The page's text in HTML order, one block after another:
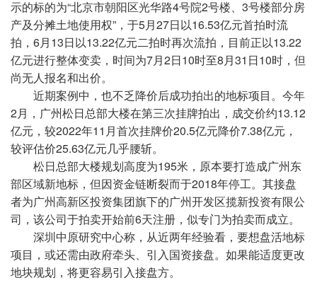
示的标的为“北京市朝阳区光华路4号院2号楼、3号楼部分房
产及分摊土地使用权”，于5月27日以16.53亿元首拍时流
拍，6月13日以13.22亿元二拍时再次流拍，目前正以13.22
亿元进行整体变卖，时间为7月2日10时至8月31日10时，但
尚无人报名和出价。
近期案例中，也不乏降价后成功拍出的地标项目。今年
2月，广州松日总部大楼在第三次挂牌拍出，成交价约13.12
亿元，较2022年11月首次挂牌价20.5亿元降价7.38亿元，
较评估价25.63亿元几乎腰斩。
松日总部大楼规划高度为195米，原本要打造成广州东
部区域新地标，但因资金链断裂而于2018年停工。其接盘
者为广州高新区投资集团旗下的广州开发区揽新投资有限公
司，该公司于拍卖开始前6天注册，似专门为拍卖而成立。
深圳中原研究中心称，从近两年经验看，要想盘活地标
项目，或还需由政府牵头、引入国资接盘。如果能适度更改
地块规划，将更容易引入接盘方。